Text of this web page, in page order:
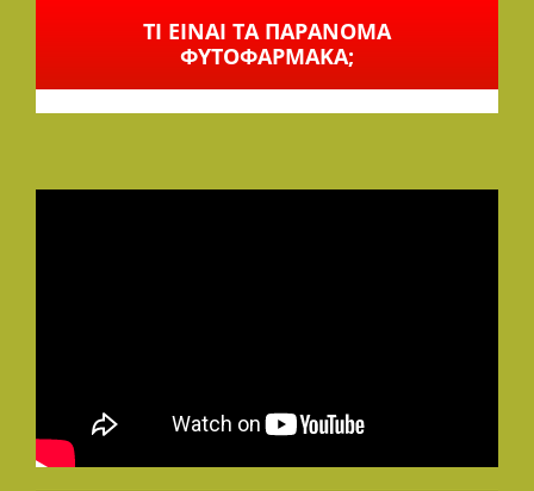
ΤΙ ΕΙΝΑΙ ΤΑ ΠΑΡΑΝΟΜΑ
ΦΥΤΟΦΑΡΜΑΚΑ;